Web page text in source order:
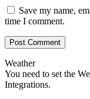
Save my name,
time I comment.
Weather
You need to set the
Integrations.